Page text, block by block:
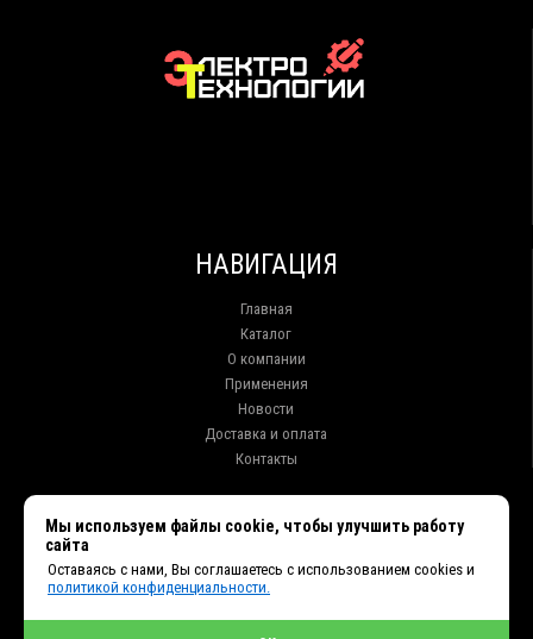
НАВИГАЦИЯ
Главная
Каталог
О компании
Применения
Новости
Доставка и оплата
Контакты
+7 (914) 010-76-83, 8 (3952) 93-27-93 - Отдел продаж
+7 (950) 075-85-99 - Техническая поддержка
Мы используем файлы cookie, чтобы улучшить работу
сайта
Оставаясь с нами, Вы соглашаетесь с использованием cookies и
политикой конфиденциальности.